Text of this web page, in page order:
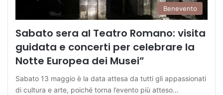
Benevento
Sabato sera al Teatro Romano: visita
guidata e concerti per celebrare la
Notte Europea dei Musei”
Sabato 13 maggio è la data attesa da tutti gli appassionati
di cultura e arte, poiché torna l’evento più atteso…